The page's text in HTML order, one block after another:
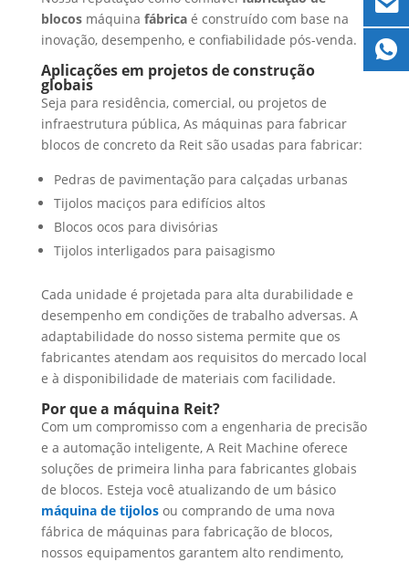
blocos máquina fábricaé construído com base na
inovação, desempenho, e confiabilidade pós-venda.
Aplicações em projetos de construção
globais
Seja para residência, comercial, ou projetos de
infraestrutura pública, As máquinas para fabricar
blocos de concreto da Reit são usadas para fabricar:
Pedras de pavimentação para calçadas urbanas
Tijolos maciços para edifícios altos
Blocos ocos para divisórias
Tijolos interligados para paisagismo
Cada unidade é projetada para alta durabilidade e
desempenho em condições de trabalho adversas. A
adaptabilidade do nosso sistema permite que os
fabricantes atendam aos requisitos do mercado local
e à disponibilidade de materiais com facilidade.
Por que a máquina Reit?
Com um compromisso com a engenharia de precisão
e a automação inteligente, A Reit Machine oferece
soluções de primeira linha para fabricantes globais
de blocos. Esteja você atualizando de um básico
máquina de tijolosou comprando de uma nova
fábrica de máquinas para fabricação de blocos,
nossos equipamentos garantem alto rendimento,